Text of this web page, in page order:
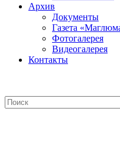
Архив
Документы
Газета
Фотогалерея
Видеогалерея
Контакты